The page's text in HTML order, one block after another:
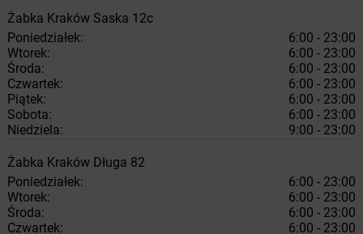
Żabka Kraków Saska 12c
Poniedziałek:
6:00 - 23:00
Wtorek:
6:00 - 23:00
Środa:
6:00 - 23:00
Czwartek:
6:00 - 23:00
Piątek:
6:00 - 23:00
Sobota:
6:00 - 23:00
Niedziela:
9:00 - 23:00
Żabka Kraków Długa 82
Poniedziałek:
6:00 - 23:00
Wtorek:
6:00 - 23:00
Środa:
6:00 - 23:00
Czwartek:
6:00 - 23:00